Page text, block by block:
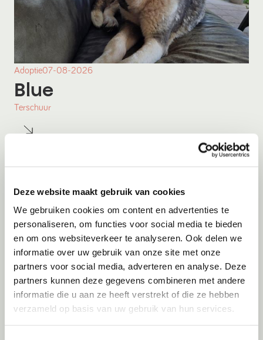
Deze website maakt gebruik van cookies
We gebruiken cookies om content en advertenties te
personaliseren, om functies voor social media te bieden
en om ons websiteverkeer te analyseren. Ook delen we
informatie over uw gebruik van onze site met onze
partners voor social media, adverteren en analyse. Deze
partners kunnen deze gegevens combineren met andere
informatie die u aan ze heeft verstrekt of die ze hebben
verzameld op basis van uw gebruik van hun services.
Adoptie07-08-2026
Blue
Terschuur
Adoptie07-08-2026
Amigo